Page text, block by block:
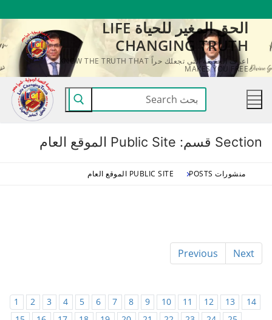
المحتوى
الحق المغير للحياة LIFE
CHANGING TRUTH
اعرف الحقيقة التي تجعلك حراً KNOW THE TRUTH THAT
MAKES YOU FREE
البحث
عن:
Section قسم: Public Site الموقع العام
منشورات POSTS PUBLIC SITE الموقع العام
Previous Next
1 2 3 4 5 6 7 8 9 10 11 12 13
14